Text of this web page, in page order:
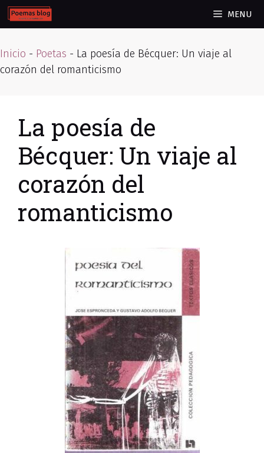
Skip
to
MENU
Inicio - Poetas - La poesía de Bécquer: Un viaje al
corazón del romanticismo
La poesía de
Bécquer: Un viaje al
corazón del
romanticismo